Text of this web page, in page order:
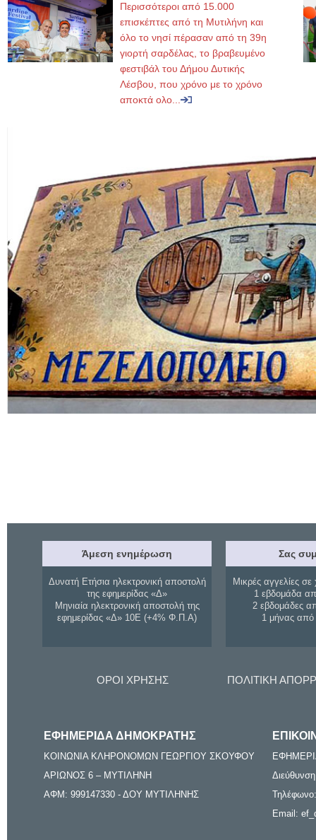
Περισσότεροι από 15.000
επισκέπτες από τη Μυτιλήνη και
όλο το νησί πέρασαν από τη 39η
γιορτή σαρδέλας, το βραβευμένο
φεστιβάλ του Δήμου Δυτικής
Λέσβου, που χρόνο με το χρόνο
αποκτά ολο...
Άμεση ενημέρωση
Δυνατή Ετήσια ηλεκτρονική αποστολή
της εφημερίδας «Δ»
Μηνιαία ηλεκτρονική αποστολή της
εφημερίδας «Δ» 10Ε (+4% Φ.Π.Α)
Σας
Μικρές αγγελίες σε
1 εβδομάδα
2 εβδομάδες
1 μήνας
ΟΡΟΙ ΧΡΗΣΗΣ ΠΟΛΙΤΙΚΗ
ΕΦΗΜΕΡΙΔΑ ΔΗΜΟΚΡΑΤΗΣ
ΚΟΙΝΩΝΙΑ ΚΛΗΡΟΝΟΜΩΝ ΓΕΩΡΓΙΟΥ ΣΚΟΥΦΟΥ
ΑΡΙΩΝΟΣ 6 – ΜΥΤΙΛΗΝΗ
ΑΦΜ: 999147330 - ΔΟΥ ΜΥΤΙΛΗΝΗΣ
Email: